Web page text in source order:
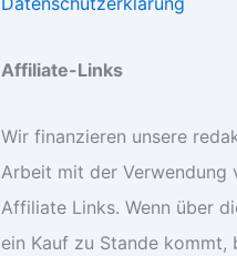
Affiliate-Links
Wir finanzieren unsere
Arbeit mit der Verwendung
Affiliate Links. Wenn über
ein Kauf zu Stande kommt,